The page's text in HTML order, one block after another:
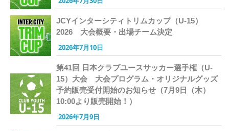
JCYインターシティトリムカップ（U-15）
2026 大会概要・出場チーム決定
2026年7月10日
第41回 日本クラブユースサッカー選手権（U-
15）大会 大会プログラム・オリジナルグッズ
予約販売受付開始のお知らせ（7月9日（木）
10:00より販売開始！）
2026年7月9日